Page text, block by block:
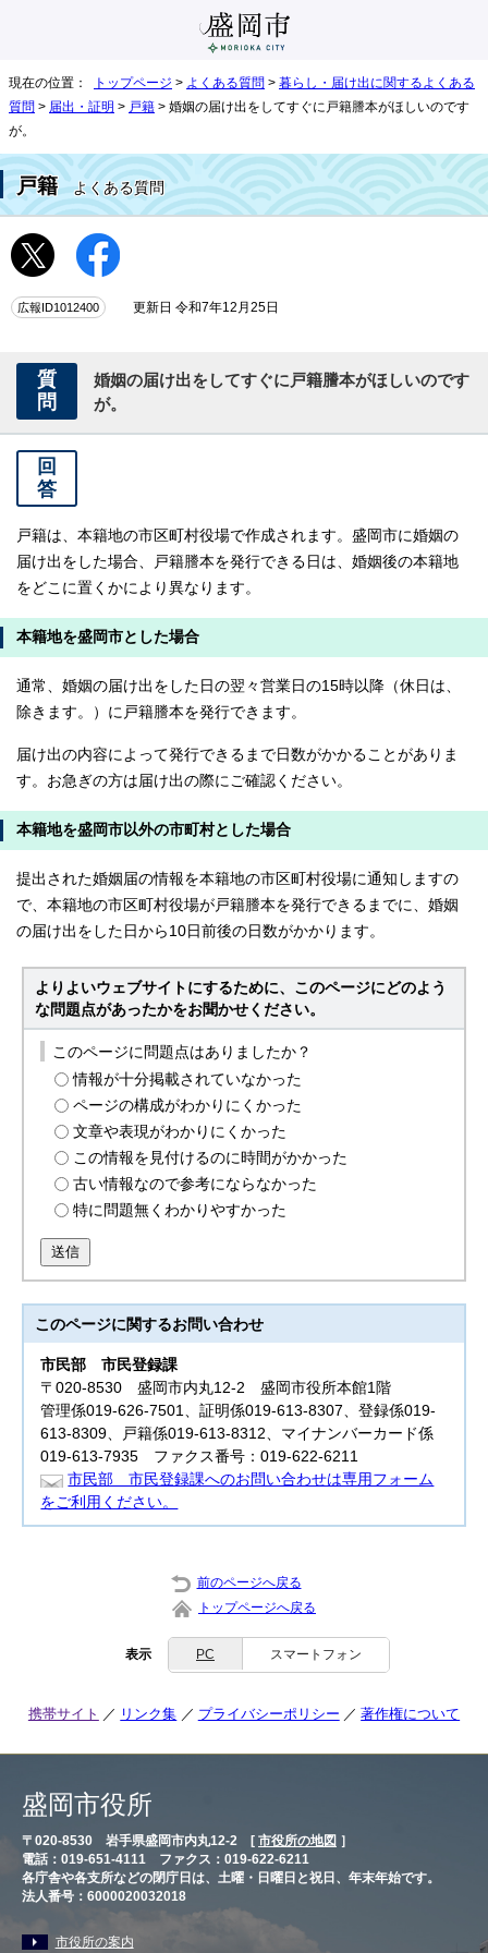
現在の位置： トップページ > よくある質問 > 暮らし・届け出に関するよくある
質問 > 届出・証明 > 戸籍 > 婚姻の届け出をしてすぐに戸籍謄本がほしいのです
が。
戸籍よくある質問
広報ID1012400 更新日 令和7年12月25日
質
問
婚姻の届け出をしてすぐに戸籍謄本がほしいのです
が。
回
答
戸籍は、本籍地の市区町村役場で作成されます。盛岡市に婚姻の
届け出をした場合、戸籍謄本を発行できる日は、婚姻後の本籍地
をどこに置くかにより異なります。
本籍地を盛岡市とした場合
通常、婚姻の届け出をした日の翌々営業日の15時以降（休日は、
除きます。）に戸籍謄本を発行できます。
届け出の内容によって発行できるまで日数がかかることがありま
す。お急ぎの方は届け出の際にご確認ください。
本籍地を盛岡市以外の市町村とした場合
提出された婚姻届の情報を本籍地の市区町村役場に通知しますの
で、本籍地の市区町村役場が戸籍謄本を発行できるまでに、婚姻
の届け出をした日から10日前後の日数がかかります。
よりよいウェブサイトにするために、このページにどのよう
な問題点があったかをお聞かせください。
このページに問題点はありましたか？
情報が十分掲載されていなかった
ページの構成がわかりにくかった
文章や表現がわかりにくかった
この情報を見付けるのに時間がかかった
古い情報なので参考にならなかった
特に問題無くわかりやすかった
送信
このページに関するお問い合わせ
市民部市民登録課
〒020-8530 盛岡市内丸12-2 盛岡市役所本館1階
管理係019-626-7501、証明係019-613-8307、登録係019-
613-8309、戸籍係019-613-8312、マイナンバーカード係
019-613-7935 ファクス番号：019-622-6211
市民部 市民登録課へのお問い合わせは専用フォーム
をご利用ください。
前のページへ戻る
トップページへ戻る
表示 PC スマートフォン
携帯サイト リンク集 プライバシーポリシー 著作権について
盛岡市役所
〒020-8530 岩手県盛岡市内丸12-2 [ 市役所の地図 ］
電話：019-651-4111 ファクス：019-622-6211
各庁舎や各支所などの閉庁日は、土曜・日曜日と祝日、年末年始です。
法人番号：6000020032018
市役所の案内